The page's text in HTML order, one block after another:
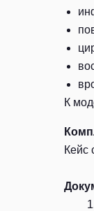
К
Кейс